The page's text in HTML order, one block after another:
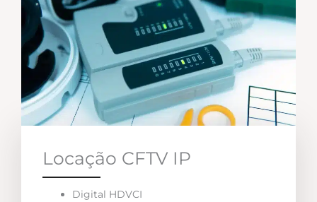
Locação CFTV IP
Digital HDVCI